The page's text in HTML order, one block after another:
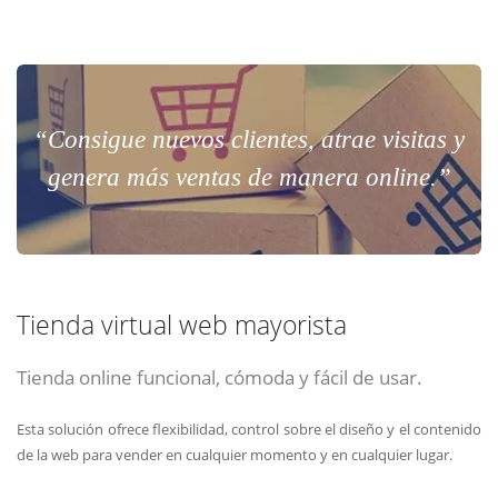
“Consigue nuevos clientes, atrae visitas y
genera más ventas de manera online.”
Tienda virtual web mayorista
Tienda online funcional, cómoda y fácil de usar.
Esta solución ofrece flexibilidad, control sobre el diseño y el contenido
de la web para vender en cualquier momento y en cualquier lugar.